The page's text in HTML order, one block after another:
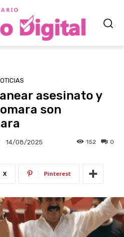
asesinato y
son
14/08/2025 0
152
X Pinterest